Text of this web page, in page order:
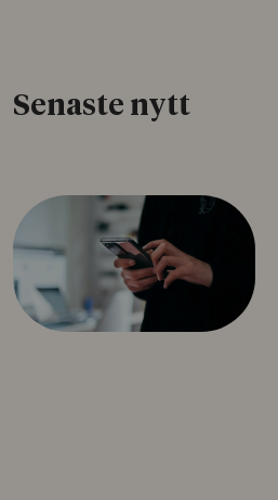
Senaste nytt